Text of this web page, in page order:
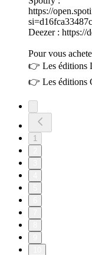
https://
Deezer :
Pour vous
👉 Les éditions
👉 Les éditions
1